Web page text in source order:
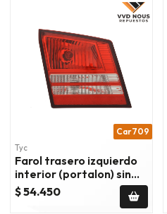
Car709
Tyc
Farol trasero izquierdo
interior (portalon) sin
led dodge journey 09/20
$ 54.450